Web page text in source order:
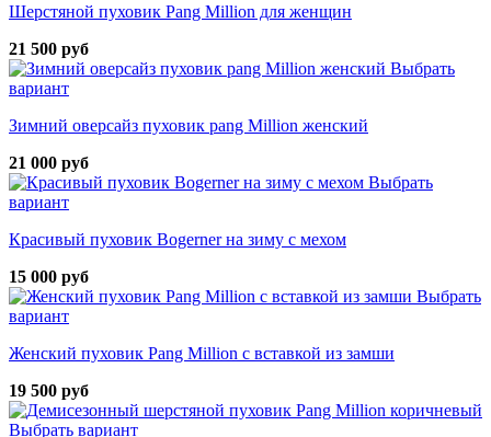
Шерстяной пуховик Pang Million для женщин
21 500 руб
Выбрать
вариант
Зимний оверсайз пуховик pang Million женский
21 000 руб
Выбрать
вариант
Красивый пуховик Bogerner на зиму с мехом
15 000 руб
Выбрать
вариант
Женский пуховик Pang Million с вставкой из замши
19 500 руб
Выбрать вариант